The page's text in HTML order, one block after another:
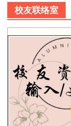
校友联络室